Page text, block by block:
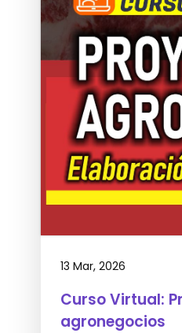
13 Mar, 2026
Curso Virtual:
agronegocios